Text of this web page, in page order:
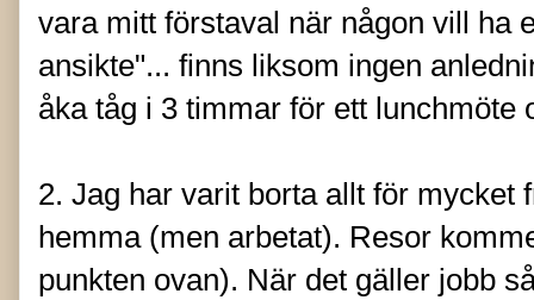
vara mitt förstaval när någon vill ha
ansikte"... finns liksom ingen
åka tåg i 3 timmar för ett lunchmöte
2. Jag har varit borta allt för mycket
hemma (men arbetat). Resor
punkten ovan). När det gäller jobb